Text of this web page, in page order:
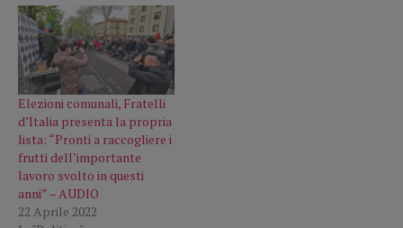
Elezioni comunali, Fratelli
d’Italia presenta la propria
lista: “Pronti a raccogliere i
frutti dell’importante
lavoro svolto in questi
anni” – AUDIO
22 Aprile 2022